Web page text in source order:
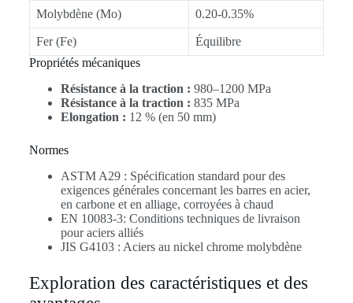
Molybdène (Mo) 0.20-0.35%
Fer (Fe)
Équilibre
Propriétés mécaniques
Résistance à la traction : 980–1200 MPa
Résistance à la traction : 835 MPa
Elongation : 12 % (en 50 mm)
Normes
ASTM A29 : Spécification standard pour des
exigences générales concernant les barres en acier,
en carbone et en alliage, corroyées à chaud
EN 10083-3: Conditions techniques de livraison
pour aciers alliés
JIS G4103 : Aciers au nickel chrome molybdène
Exploration des caractéristiques et des